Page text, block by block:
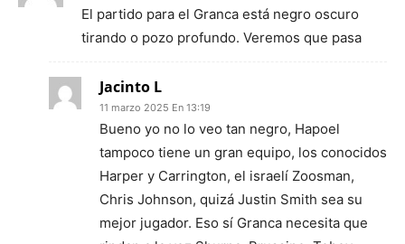
El partido para el Granca está negro oscuro
tirando o pozo profundo. Veremos que pasa
Jacinto L
11 marzo 2025 En 13:19
Bueno yo no lo veo tan negro, Hapoel
tampoco tiene un gran equipo, los conocidos
Harper y Carrington, el israelí Zoosman,
Chris Johnson, quizá Justin Smith sea su
mejor jugador. Eso sí Granca necesita que